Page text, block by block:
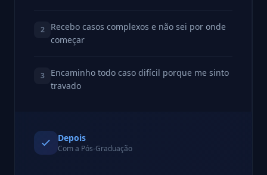
2
Recebo casos complexos e não sei por onde
começar
3
Encaminho todo caso difícil porque me sinto
travado
Depois
Com a Pós-Graduação